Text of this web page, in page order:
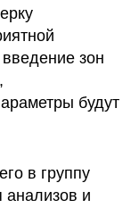
зон
будут
анализов и